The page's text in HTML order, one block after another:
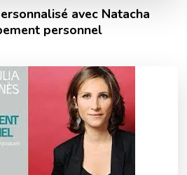
avec Natacha
personnel